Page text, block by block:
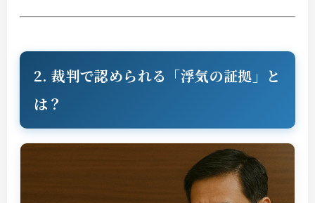
2. 裁判で認められる「浮気の証拠」と
は？